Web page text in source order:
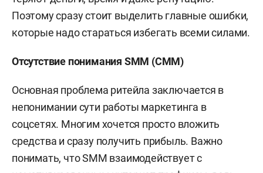
Поэтому сразу стоит выделить главные ошибки,
которые надо стараться избегать всеми силами.
Отсутствие понимания SMM (СММ)
Основная проблема ритейла заключается в
непонимании сути работы маркетинга в
соцсетях. Многим хочется просто вложить
средства и сразу получить прибыль. Важно
понимать, что SMM взаимодействует с